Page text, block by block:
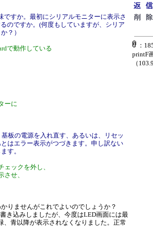
ですか。最初にシリアルモニターに表示さ
のですか。(何度もしていますが、シリア
？）
で動作している
ーに
板の電源を入れ直す、あるいは、リセッ
はエラー表示がつづきます。申し訳ない
す。
ックを外し、
せ、
りませんがこれでよいのでしょうか？
き込みしましたが、今度はLED画面には最
、青以降が表示されなくなりました。正常
：
printF
（